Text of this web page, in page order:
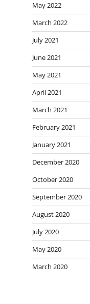
May 2022
March 2022
July 2021
June 2021
May 2021
April 2021
March 2021
February 2021
January 2021
December 2020
October 2020
September 2020
August 2020
July 2020
May 2020
March 2020